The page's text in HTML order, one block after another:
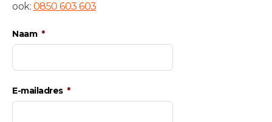
ook: 0850 603 603
Naam
E-mailadres